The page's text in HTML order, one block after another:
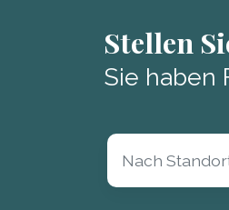
Stellen
Sie haben